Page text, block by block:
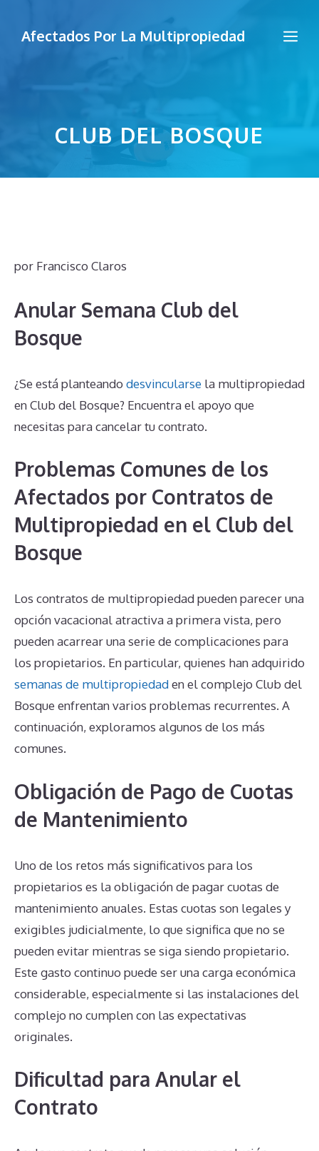
Afectados Por La Multipropiedad
CLUB DEL BOSQUE
por Francisco Claros
Anular Semana Club del
Bosque
¿Se está planteando desvincularse la multipropiedad
en Club del Bosque? Encuentra el apoyo que
necesitas para cancelar tu contrato.
Problemas Comunes de los
Afectados por Contratos de
Multipropiedad en el Club del
Bosque
Los contratos de multipropiedad pueden parecer una
opción vacacional atractiva a primera vista, pero
pueden acarrear una serie de complicaciones para
los propietarios. En particular, quienes han adquirido
semanas de multipropiedaden el complejo Club del
Bosque enfrentan varios problemas recurrentes. A
continuación, exploramos algunos de los más
comunes.
Obligación de Pago de Cuotas
de Mantenimiento
Uno de los retos más significativos para los
propietarios es la obligación de pagar cuotas de
mantenimiento anuales. Estas cuotas son legales y
exigibles judicialmente, lo que significa que no se
pueden evitar mientras se siga siendo propietario.
Este gasto continuo puede ser una carga económica
considerable, especialmente si las instalaciones del
complejo no cumplen con las expectativas
originales.
Dificultad para Anular el
Contrato